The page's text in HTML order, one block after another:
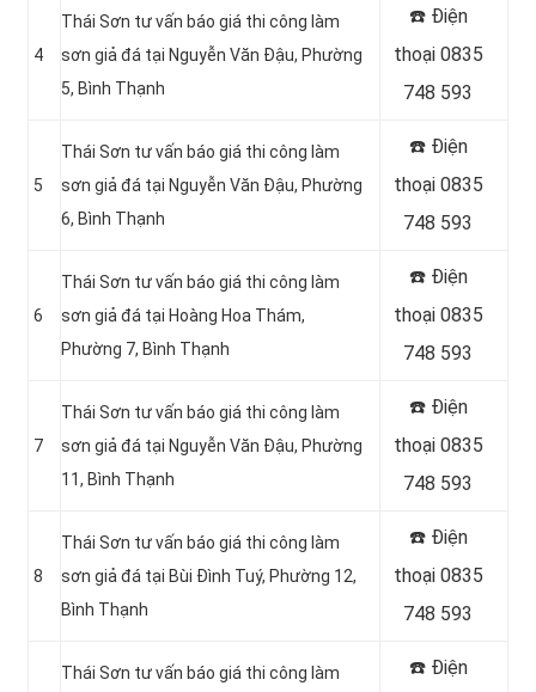
4
Thái Sơn tư vấn báo giá thi công làm
sơn giả đá tại Nguyễn Văn Đậu, Phường
5, Bình Thạnh
☎️ Điện
thoại 0835
748 593
5
Thái Sơn tư vấn báo giá thi công làm
sơn giả đá tại Nguyễn Văn Đậu, Phường
6, Bình Thạnh
☎️ Điện
thoại 0835
748 593
6
Thái Sơn tư vấn báo giá thi công làm
sơn giả đá tại Hoàng Hoa Thám,
Phường 7, Bình Thạnh
☎️ Điện
thoại 0835
748 593
7
Thái Sơn tư vấn báo giá thi công làm
sơn giả đá tại Nguyễn Văn Đậu, Phường
11, Bình Thạnh
☎️ Điện
thoại 0835
748 593
8
Thái Sơn tư vấn báo giá thi công làm
sơn giả đá tại Bùi Đình Tuý, Phường 12,
Bình Thạnh
☎️ Điện
thoại 0835
748 593
Thái Sơn tư vấn báo giá thi công làm ☎️ Điện